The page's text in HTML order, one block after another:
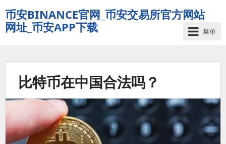
币安BINANCE官网_币安交易所官方网站
网址_币安APP下载
菜单
比特币在中国合法吗？